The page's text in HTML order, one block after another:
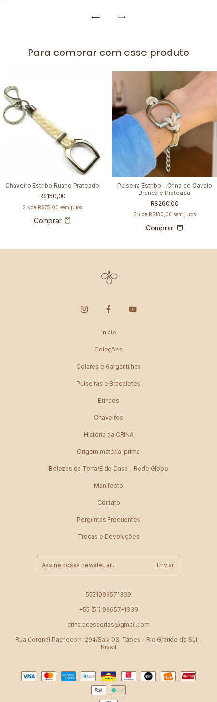
Para comprar com esse produto
Chaveiro Estribo Ruano Prateado
R$150,00
2 x de R$75,00 sem juros
Pulseira Estribo - Crina de Cavalo
Branca e Prateada
R$260,00
2 x de R$130,00 sem juros
Início
Coleções
Colares e Gargantilhas
Pulseiras e Braceletes
Brincos
Chaveiros
História da CRINA
Origem matéria-prima
Belezas da Terra/É de Casa - Rede Globo
Manifesto
Contato
Perguntas Frequentes
Trocas e Devoluções
5551996571339
+55 (51) 99657-1339
crina.acessorios@gmail.com
Rua Coronel Pacheco n. 294/Sala 03. Tapes - Rio Grande do Sul -
Brasil